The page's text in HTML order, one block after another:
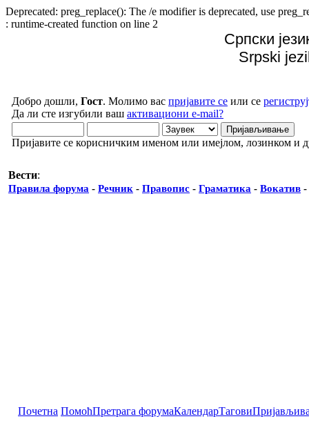
Deprecated: preg_replace(): The /e modifier is deprecated, use
: runtime-created function on line 2
Српски
Srpski
Добро дошли, Гост. Молимо вас пријавите се или се
Да ли сте изгубили ваш активациони e-mail?
Пријавите се корисничким именом или имејлом, лозинком и
Вести:
Правила форума - Речник - Правопис - Граматика - Вокатив -
Почетна ПомоћПретрага форумаКалендарТагови